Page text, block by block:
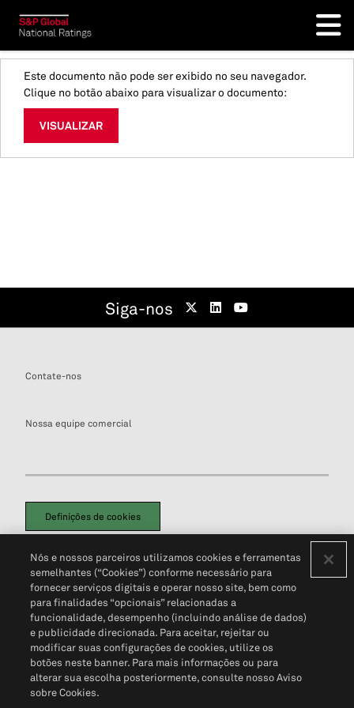
Este documento não pode ser exibido no seu navegador.
Clique no botão abaixo para visualizar o documento:
VISUALIZAR
Siga-nos
Contate-nos
Nossa equipe comercial
Definições de cookies
Política de PrivacidadePortal de privacidade do cliente (em inglês)
Não Venda Minhas Informações Pessoais© 2026 S&P Global
Nós e nossos parceiros utilizamos cookies e ferramentas
semelhantes (“Cookies”) conforme necessário para
fornecer serviços digitais e operar nosso site, bem como
para finalidades “opcionais” relacionadas a
funcionalidade, desempenho (incluindo análise de dados)
e publicidade direcionada. Para aceitar, rejeitar ou
modificar suas configurações de cookies, utilize os
botões neste banner. Para mais informações ou para
alterar sua escolha posteriormente, consulte nosso Aviso
sobre Cookies.